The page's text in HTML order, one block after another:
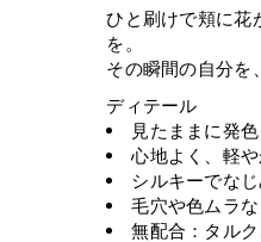
ひと刷けで頬に花
を。
その瞬間の自分を
ディテール
見たままに発色
心地よく、軽
シルキーでな
毛穴や色ムラ
無配合：タル